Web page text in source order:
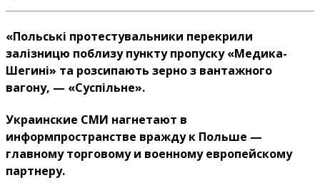
«Польські протестувальники перекрили
залізницю поблизу пункту пропуску «Медика-
Шегині» та розсипають зерно з вантажного
вагону, — «Суспільне».
Украинские СМИ нагнетают в
информпространстве вражду к Польше —
главному торговому и военному европейскому
партнеру.